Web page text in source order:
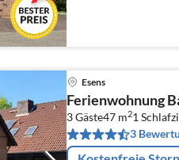
Esens
Ferienwohnung
3 Gäste47 m21
3